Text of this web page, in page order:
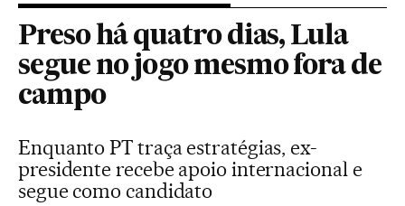
Preso há quatro dias, Lula
segue no jogo mesmo fora de
campo
Enquanto PT traça estratégias, ex-
presidente recebe apoio internacional e
segue como candidato